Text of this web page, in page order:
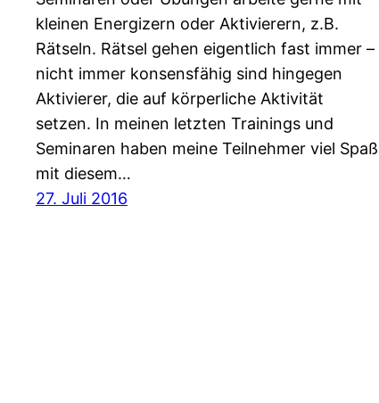
kleinen Energizern oder Aktivierern, z.B.
Rätseln. Rätsel gehen eigentlich fast immer –
nicht immer konsensfähig sind hingegen
Aktivierer, die auf körperliche Aktivität
setzen. In meinen letzten Trainings und
Seminaren haben meine Teilnehmer viel Spaß
mit diesem…
27. Juli 2016